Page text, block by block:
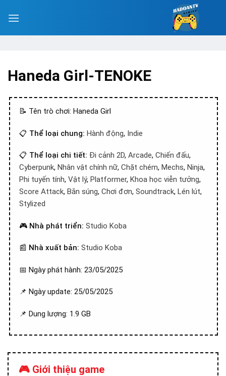
Haneda Girl-TENOKE
📝 Tên trò chơi: Haneda Girl
📋 Thể loại chung: Hành động, Indie
📋 Thể loại chi tiết: Đi cảnh 2D, Arcade, Chiến đấu,
Cyberpunk, Nhân vật chính nữ, Chặt chém, Mechs, Ninja,
Phi tuyến tính, Vật lý, Platformer, Khoa học viễn tưởng,
Score Attack, Bắn súng, Chơi đơn, Soundtrack, Lén lút,
Stylized
🎮 Nhà phát triển: Studio Koba
📰 Nhà xuất bản: Studio Koba
📅 Ngày phát hành: 23/05/2025
📌 Ngày update: 25/05/2025
📌 Dung lượng: 1.9 GB
🎮 Giới thiệu game